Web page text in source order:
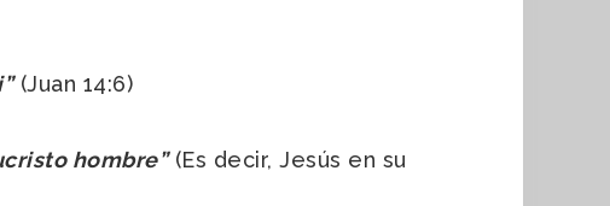
(Juan 14:6)
hombre”(Es decir, Jesús en su